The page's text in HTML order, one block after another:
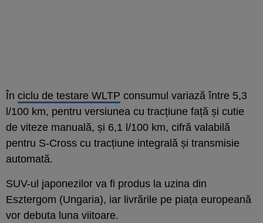
În ciclu de testare WLTP consumul variază între 5,3
l/100 km, pentru versiunea cu tracțiune față și cutie
de viteze manuală, și 6,1 l/100 km, cifră valabilă
pentru S-Cross cu tracțiune integrală și transmisie
automată.
SUV-ul japonezilor va fi produs la uzina din
Esztergom (Ungaria), iar livrările pe piața europeană
vor debuta luna viitoare.